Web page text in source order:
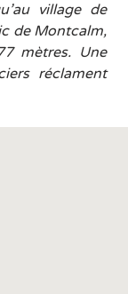
village de
de Montcalm,
mètres. Une
réclament